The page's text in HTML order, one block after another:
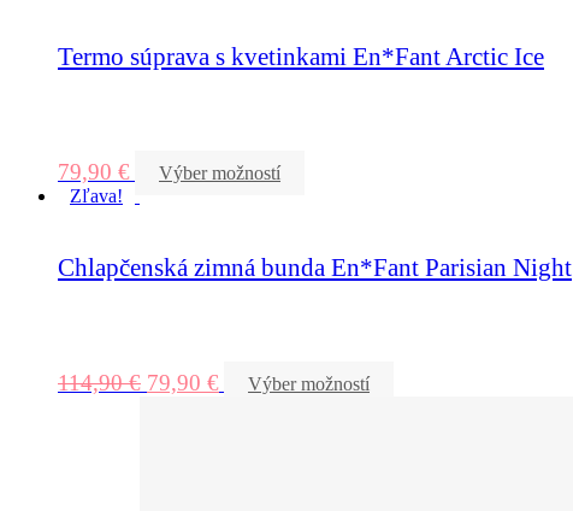
Termo súprava s kvetinkami En*Fant Arctic Ice
79,90 €
Výber možností
Zľava!
Chlapčenská zimná bunda En*Fant Parisian Night
114,90€ 79,90 € Výber možností